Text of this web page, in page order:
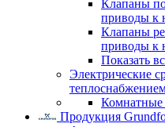
Клапаны
приводы к
Клапаны
приводы к
Показать
Электрические
Комнатные
Продукция